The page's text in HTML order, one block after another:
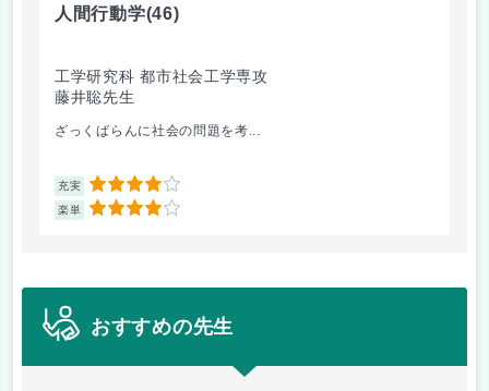
人間行動学(46)
工学研究科 都市社会工学専攻
藤井聡先生
ざっくばらんに社会の問題を考...
充実 4
楽単 4
おすすめの先生